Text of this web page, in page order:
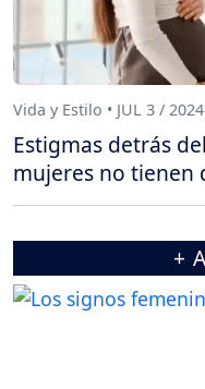
Vida y Estilo • JUL 3 / 2024
Estigmas detrás
mujeres no tienen
+